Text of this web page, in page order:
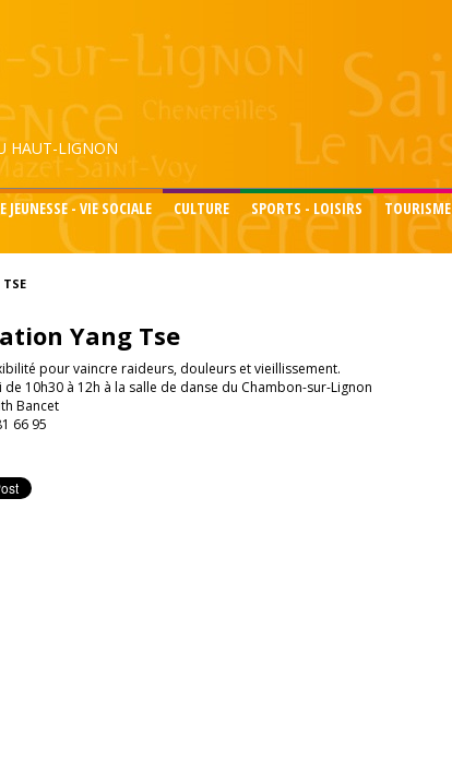
HAUT-LIGNON
JEUNESSE - VIE SOCIALE CULTURE SPORTS - LOISIRS TOURISME
Yang Tse
pour vaincre raideurs, douleurs et vieillissement.
de 10h30 à 12h à la salle de danse du Chambon-sur-Lignon
Bancet
66 95